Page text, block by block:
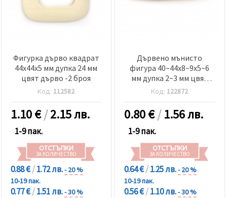
Фигурка дърво квадрат
44x44x5 мм дупка 24 мм
цвят дърво -2 броя
Код: 112582
1.10€/2.15 лв.
1-9 пак.
ОТСТЪПКИ
ЗА КОЛИЧЕСТВО
0.88 €/1.72 лв.- 20 %
10-19 пак.
0.77 €/1.51 лв.- 30 %
Дървено мънисто
фигура 40~44x8~9x5~6
мм дупка 2~3 мм цвят
дърво -10 броя
Код: 122872
0.80€/1.56 лв.
1-9 пак.
ОТСТЪПКИ
ЗА КОЛИЧЕСТВО
0.64 €/1.25 лв.- 20 %
10-19 пак.
0.56 €/1.10 лв.- 30 %